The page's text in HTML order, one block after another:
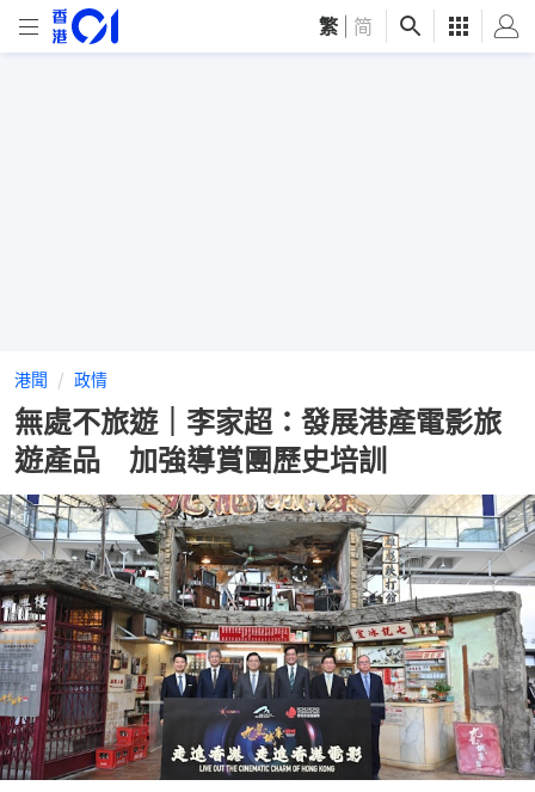
繁 简
港聞 政情
無處不旅遊｜李家超：發展港產電影旅
遊產品 加強導賞團歷史培訓